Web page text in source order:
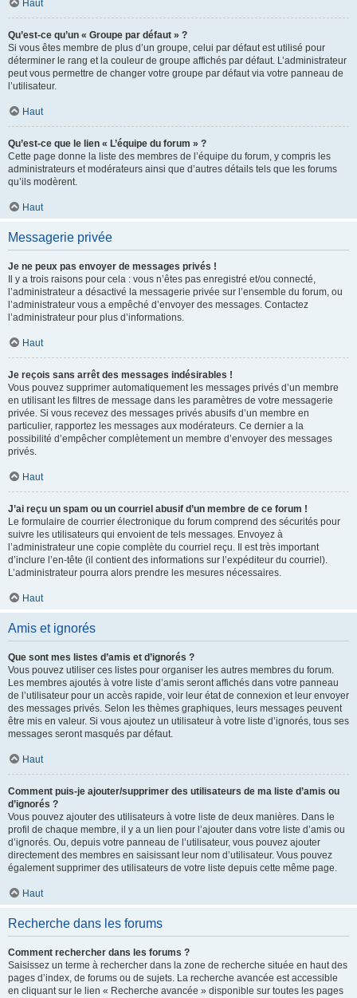
Haut
Qu’est-ce qu’un « Groupe par défaut » ?
Si vous êtes membre de plus d’un groupe, celui par défaut est utilisé pour
déterminer le rang et la couleur de groupe affichés par défaut. L’administrateur
peut vous permettre de changer votre groupe par défaut via votre panneau de
l’utilisateur.
Haut
Qu’est-ce que le lien « L’équipe du forum » ?
Cette page donne la liste des membres de l’équipe du forum, y compris les
administrateurs et modérateurs ainsi que d’autres détails tels que les forums
qu’ils modèrent.
Haut
Messagerie privée
Je ne peux pas envoyer de messages privés !
Il y a trois raisons pour cela : vous n’êtes pas enregistré et/ou connecté,
l’administrateur a désactivé la messagerie privée sur l’ensemble du forum, ou
l’administrateur vous a empêché d’envoyer des messages. Contactez
l’administrateur pour plus d’informations.
Haut
Je reçois sans arrêt des messages indésirables !
Vous pouvez supprimer automatiquement les messages privés d’un membre
en utilisant les filtres de message dans les paramètres de votre messagerie
privée. Si vous recevez des messages privés abusifs d’un membre en
particulier, rapportez les messages aux modérateurs. Ce dernier a la
possibilité d’empêcher complètement un membre d’envoyer des messages
privés.
Haut
J’ai reçu un spam ou un courriel abusif d’un membre de ce forum !
Le formulaire de courrier électronique du forum comprend des sécurités pour
suivre les utilisateurs qui envoient de tels messages. Envoyez à
l’administrateur une copie complète du courriel reçu. Il est très important
d’inclure l’en-tête (il contient des informations sur l’expéditeur du courriel).
L’administrateur pourra alors prendre les mesures nécessaires.
Haut
Amis et ignorés
Que sont mes listes d’amis et d’ignorés ?
Vous pouvez utiliser ces listes pour organiser les autres membres du forum.
Les membres ajoutés à votre liste d’amis seront affichés dans votre panneau
de l’utilisateur pour un accès rapide, voir leur état de connexion et leur envoyer
des messages privés. Selon les thèmes graphiques, leurs messages peuvent
être mis en valeur. Si vous ajoutez un utilisateur à votre liste d’ignorés, tous ses
messages seront masqués par défaut.
Haut
Comment puis-je ajouter/supprimer des utilisateurs de ma liste d’amis ou
d’ignorés ?
Vous pouvez ajouter des utilisateurs à votre liste de deux manières. Dans le
profil de chaque membre, il y a un lien pour l’ajouter dans votre liste d’amis ou
d’ignorés. Ou, depuis votre panneau de l’utilisateur, vous pouvez ajouter
directement des membres en saisissant leur nom d’utilisateur. Vous pouvez
également supprimer des utilisateurs de votre liste depuis cette même page.
Haut
Recherche dans les forums
Comment rechercher dans les forums ?
Saisissez un terme à rechercher dans la zone de recherche située en haut des
pages d’index, de forums ou de sujets. La recherche avancée est accessible
en cliquant sur le lien « Recherche avancée » disponible sur toutes les pages